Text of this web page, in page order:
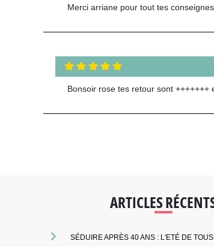
Merci arriane pour tout tes
Bonsoir rose tes retour sont
ARTICLES
SÉDUIRE APRÈS 40 ANS : L'ETÉ DE